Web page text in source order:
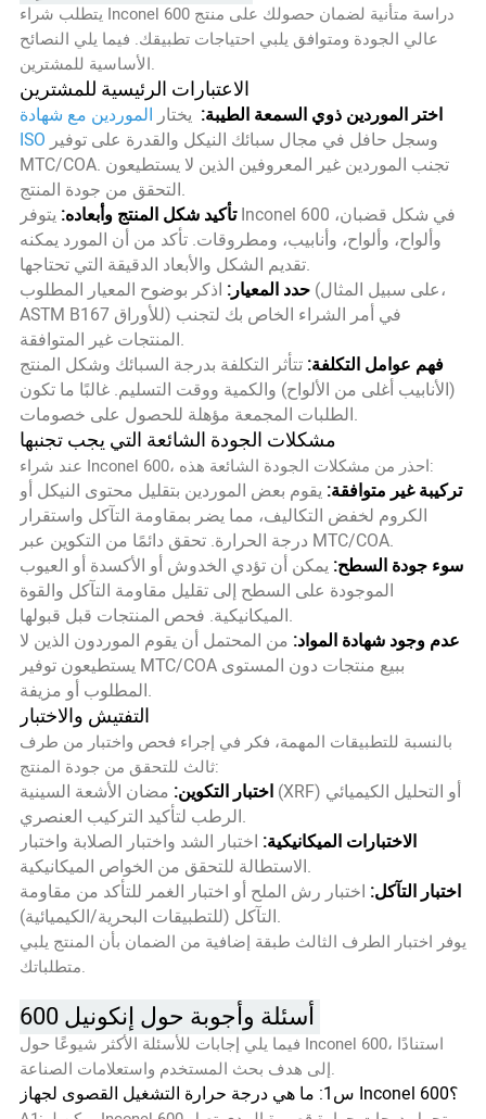
يتطلب شراء Inconel 600 دراسة متأنية لضمان حصولك على منتج
عالي الجودة ومتوافق يلبي احتياجات تطبيقك. فيما يلي النصائح
الأساسية للمشترين.
الاعتبارات الرئيسية للمشترين
اختر الموردين ذوي السمعة الطيبة: يختار الموردين مع شهادة
ISO وسجل حافل في مجال سبائك النيكل والقدرة على توفير
MTC/COA. تجنب الموردين غير المعروفين الذين لا يستطيعون
التحقق من جودة المنتج.
تأكيد شكل المنتج وأبعاده: يتوفر Inconel 600 في شكل قضبان،
وألواح، وألواح، وأنابيب، ومطروقات. تأكد من أن المورد يمكنه
تقديم الشكل والأبعاد الدقيقة التي تحتاجها.
حدد المعيار: اذكر بوضوح المعيار المطلوب (على سبيل المثال،
ASTM B167 للأوراق) في أمر الشراء الخاص بك لتجنب
المنتجات غير المتوافقة.
فهم عوامل التكلفة: تتأثر التكلفة بدرجة السبائك وشكل المنتج
(الأنابيب أغلى من الألواح) والكمية ووقت التسليم. غالبًا ما تكون
الطلبات المجمعة مؤهلة للحصول على خصومات.
مشكلات الجودة الشائعة التي يجب تجنبها
عند شراء Inconel 600، احذر من مشكلات الجودة الشائعة هذه:
تركيبة غير متوافقة: يقوم بعض الموردين بتقليل محتوى النيكل أو
الكروم لخفض التكاليف، مما يضر بمقاومة التآكل واستقرار
درجة الحرارة. تحقق دائمًا من التكوين عبر MTC/COA.
سوء جودة السطح: يمكن أن تؤدي الخدوش أو الأكسدة أو العيوب
الموجودة على السطح إلى تقليل مقاومة التآكل والقوة
الميكانيكية. فحص المنتجات قبل قبولها.
عدم وجود شهادة المواد: من المحتمل أن يقوم الموردون الذين لا
يستطيعون توفير MTC/COA ببيع منتجات دون المستوى
المطلوب أو مزيفة.
التفتيش والاختبار
بالنسبة للتطبيقات المهمة، فكر في إجراء فحص واختبار من طرف
ثالث للتحقق من جودة المنتج:
اختبار التكوين: مضان الأشعة السينية (XRF) أو التحليل الكيميائي
الرطب لتأكيد التركيب العنصري.
الاختبارات الميكانيكية: اختبار الشد واختبار الصلابة واختبار
الاستطالة للتحقق من الخواص الميكانيكية.
اختبار التآكل: اختبار رش الملح أو اختبار الغمر للتأكد من مقاومة
التآكل (للتطبيقات البحرية/الكيميائية).
يوفر اختبار الطرف الثالث طبقة إضافية من الضمان بأن المنتج يلبي
متطلباتك.
فيما يلي إجابات للأسئلة الأكثر شيوعًا حول Inconel 600، استنادًا
إلى هدف بحث المستخدم واستعلامات الصناعة.